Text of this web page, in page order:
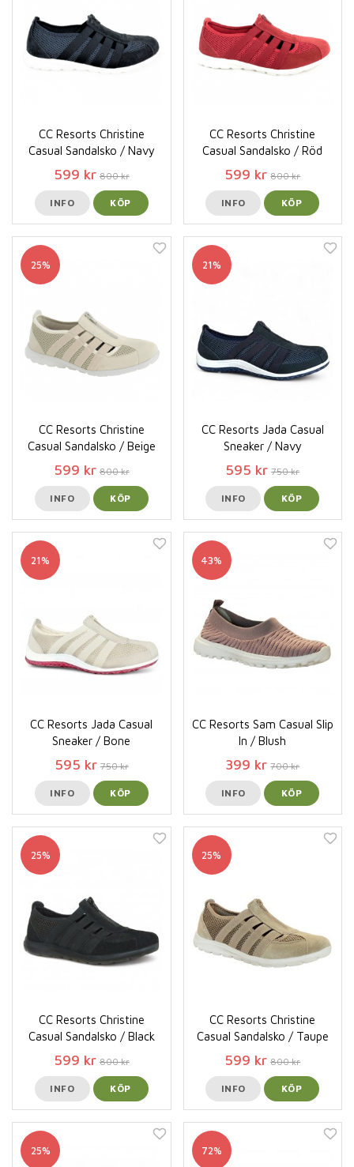
CC Resorts Christine
Casual Sandalsko / Navy
599 kr 800 kr
INFO KÖP
CC Resorts Christine
Casual Sandalsko / Röd
599 kr 800 kr
INFO KÖP
25%
CC Resorts Christine
Casual Sandalsko / Beige
599 kr 800 kr
INFO KÖP
21%
CC Resorts Jada Casual
Sneaker / Navy
595 kr 750 kr
INFO KÖP
21%
CC Resorts Jada Casual
Sneaker / Bone
595 kr 750 kr
INFO KÖP
43%
CC Resorts Sam Casual Slip
In / Blush
399 kr 700 kr
INFO KÖP
25%
CC Resorts Christine
Casual Sandalsko / Black
599 kr 800 kr
INFO KÖP
25%
CC Resorts Christine
Casual Sandalsko / Taupe
599 kr 800 kr
INFO KÖP
25% 72%